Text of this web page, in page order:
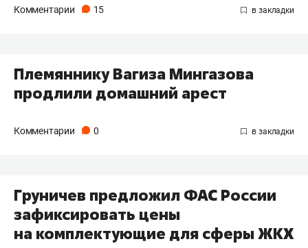
Комментарии 15
Племяннику Вагиза Мингазова
продлили домашний арест
Комментарии 0
Груничев предложил ФАС России
зафиксировать цены
на комплектующие для сферы ЖКХ